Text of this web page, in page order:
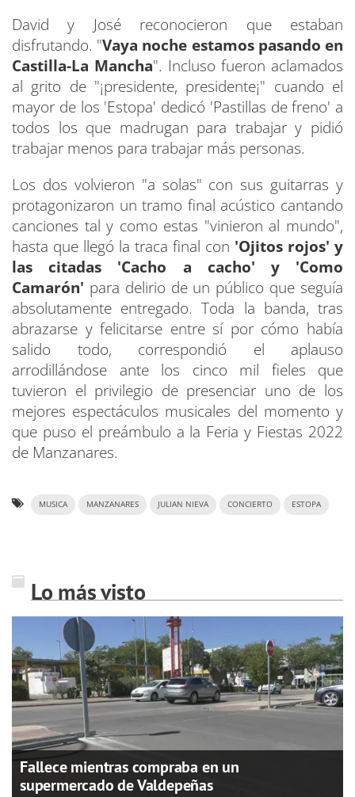
David y José reconocieron que estaban
disfrutando. "Vaya noche estamos pasando en
Castilla-La Mancha". Incluso fueron aclamados
al grito de "¡presidente, presidente¡" cuando el
mayor de los 'Estopa' dedicó 'Pastillas de freno' a
todos los que madrugan para trabajar y pidió
trabajar menos para trabajar más personas.
Los dos volvieron "a solas" con sus guitarras y
protagonizaron un tramo final acústico cantando
canciones tal y como estas "vinieron al mundo",
hasta que llegó la traca final con 'Ojitos rojos' y
las citadas 'Cacho a cacho' y 'Como
Camarón' para delirio de un público que seguía
absolutamente entregado. Toda la banda, tras
abrazarse y felicitarse entre sí por cómo había
salido todo, correspondió el aplauso
arrodillándose ante los cinco mil fieles que
tuvieron el privilegio de presenciar uno de los
mejores espectáculos musicales del momento y
que puso el preámbulo a la Feria y Fiestas 2022
de Manzanares.
MUSICA MANZANARES JULIAN NIEVA CONCIERTO ESTOPA
Lo más visto
Fallece mientras compraba en un
supermercado de Valdepeñas